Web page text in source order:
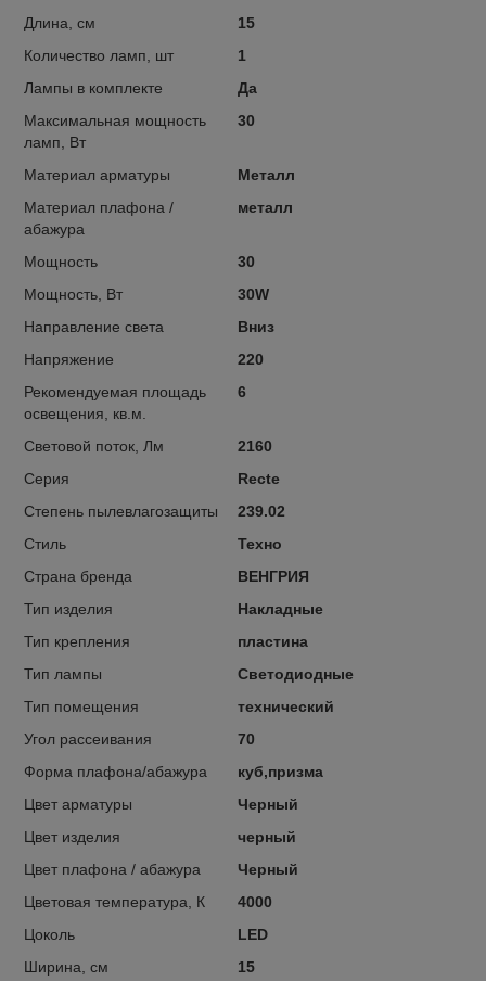
Длина, см
15
Количество ламп, шт
1
Лампы в комплекте
Да
Максимальная мощность
ламп, Вт
30
Материал арматуры
Металл
Материал плафона /
абажура
металл
Мощность
30
Мощность, Вт
30W
Направление света
Вниз
Напряжение
220
Рекомендуемая площадь
освещения, кв.м.
6
Световой поток, Лм
2160
Серия
Recte
Степень пылевлагозащиты
239.02
Стиль
Техно
Страна бренда
ВЕНГРИЯ
Тип изделия
Накладные
Тип крепления
пластина
Тип лампы
Светодиодные
Тип помещения
технический
Угол рассеивания
70
Форма плафона/абажура
куб,призма
Цвет арматуры
Черный
Цвет изделия
черный
Цвет плафона / абажура
Черный
Цветовая температура, К
4000
Цоколь
LED
Ширина, см
15